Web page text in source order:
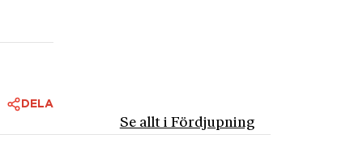
DELA
Se allt i Fördjupning